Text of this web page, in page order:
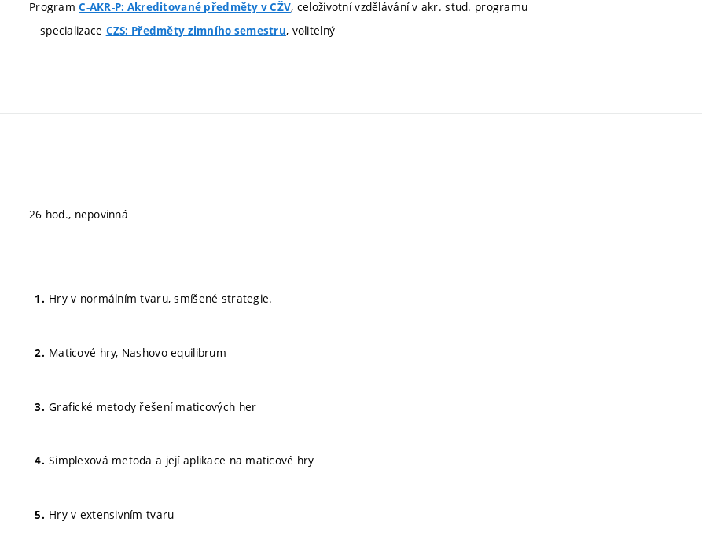
ProgramC-AKR-P: Akreditované předměty v CŽV, celoživotní vzdělávání v akr. stud. programu
specializace CZS: Předměty zimního semestru, volitelný
26 hod., nepovinná
Hry v normálním tvaru, smíšené strategie.
Maticové hry, Nashovo equilibrum
Grafické metody řešení maticových her
Simplexová metoda a její aplikace na maticové hry
Hry v extensivním tvaru